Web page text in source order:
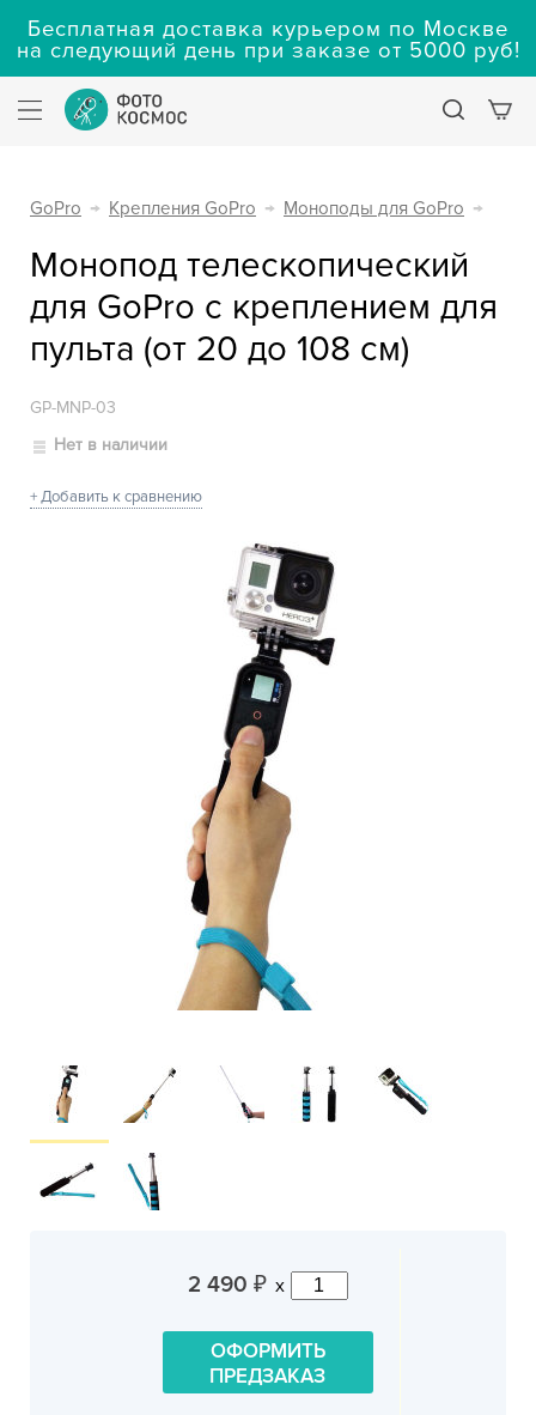
Бесплатная доставка курьером по Москве
на следующий день при заказе от 5000 руб!
GoPro → Крепления GoPro → Моноподы для GoPro →
Монопод телескопический
для GoPro с креплением для
пульта (от 20 до 108 см)
GP-MNP-03
Нет в наличии
+ Добавить к сравнению
2 490 ₽ x
ОФОРМИТЬ
ПРЕДЗАКАЗ